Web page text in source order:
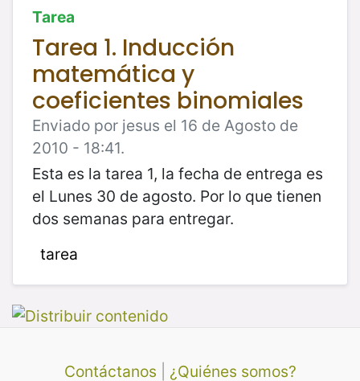
Tarea
Tarea 1. Inducción
matemática y
coeficientes binomiales
Enviado por jesus el 16 de Agosto de
2010 - 18:41.
Esta es la tarea 1, la fecha de entrega es
el Lunes 30 de agosto. Por lo que tienen
dos semanas para entregar.
tarea
Contáctanos ¿Quiénes somos?